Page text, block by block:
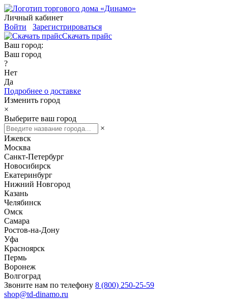
Личный кабинет
Войти
Зарегистрироваться
Скачать прайс
Ваш город:
Ваш город
?
Нет
Да
Подробнее о доставке
Изменить город
×
Выберите ваш город
×
Ижевск
Москва
Санкт-Петербург
Новосибирск
Екатеринбург
Нижний Новгород
Казань
Челябинск
Омск
Самара
Ростов-на-Дону
Уфа
Красноярск
Пермь
Воронеж
Волгоград
Звоните нам по телефону 8 (800) 250-25-59
shop@td-dinamo.ru